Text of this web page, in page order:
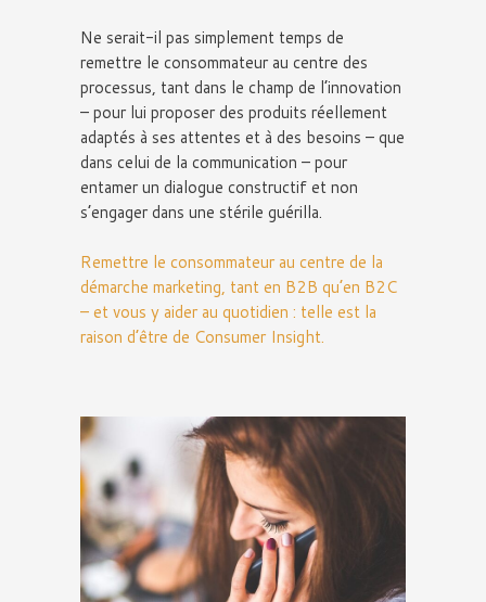
Ne serait-il pas simplement temps de
remettre le consommateur au centre des
processus, tant dans le champ de l’innovation
– pour lui proposer des produits réellement
adaptés à ses attentes et à des besoins – que
dans celui de la communication – pour
entamer un dialogue constructif et non
s’engager dans une stérile guérilla.
Remettre le consommateur au centre de la
démarche marketing, tant en B2B qu’en B2C
– et vous y aider au quotidien : telle est la
raison d’être de Consumer Insight.